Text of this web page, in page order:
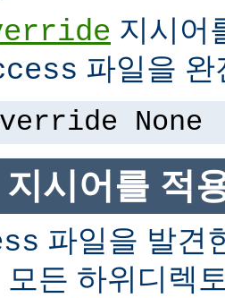
지시어
파일을
None
시어를 적
파일을 발견
모든 하위디렉